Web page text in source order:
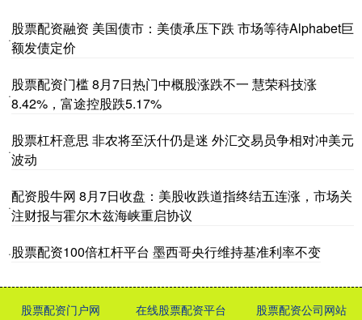
·
股票配资融资 美国债市：美债承压下跌 市场等待Alphabet巨
额发债定价
·
股票配资门槛 8月7日热门中概股涨跌不一 慧荣科技涨
8.42%，富途控股跌5.17%
·
股票杠杆意思 非农将至沃什仍是迷 外汇交易员争相对冲美元
波动
·
配资股牛网 8月7日收盘：美股收跌道指终结五连涨，市场关
注财报与霍尔木兹海峡重启协议
·股票配资100倍杠杆平台 墨西哥央行维持基准利率不变
股票配资门户网 在线股票配资平台 股票配资公司网站